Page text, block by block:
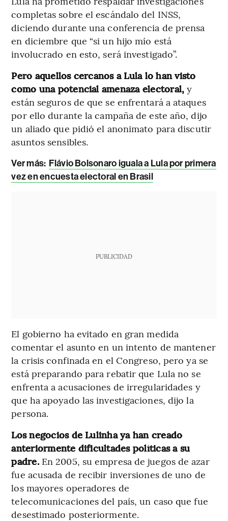
completas sobre el escándalo del INSS,
diciendo durante una conferencia de prensa
en diciembre que “si un hijo mío está
involucrado en esto, será investigado”.
Pero aquellos cercanos a Lula lo han visto
como una potencial amenaza electoral, y
están seguros de que se enfrentará a ataques
por ello durante la campaña de este año, dijo
un aliado que pidió el anonimato para discutir
asuntos sensibles.
Ver más: Flávio Bolsonaro iguala a Lula por primera
vez en encuesta electoral en Brasil
PUBLICIDAD
El gobierno ha evitado en gran medida
comentar el asunto en un intento de mantener
la crisis confinada en el Congreso, pero ya se
está preparando para rebatir que Lula no se
enfrenta a acusaciones de irregularidades y
que ha apoyado las investigaciones, dijo la
persona.
Los negocios de Lulinha ya han creado
anteriormente dificultades políticas a su
padre.En 2005, su empresa de juegos de azar
fue acusada de recibir inversiones de uno de
los mayores operadores de
telecomunicaciones del país, un caso que fue
desestimado posteriormente.